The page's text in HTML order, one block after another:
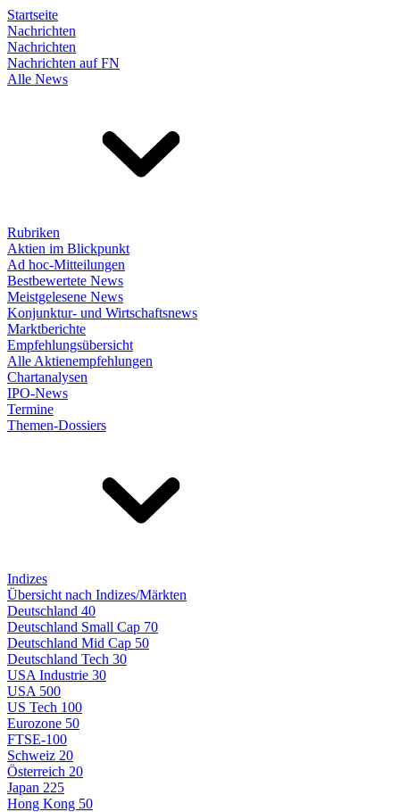
Startseite
Nachrichten
Nachrichten
Nachrichten auf FN
Alle News
Rubriken
Aktien im Blickpunkt
Ad hoc-Mitteilungen
Bestbewertete News
Meistgelesene News
Konjunktur- und Wirtschaftsnews
Marktberichte
Empfehlungsübersicht
Alle Aktienempfehlungen
Chartanalysen
IPO-News
Termine
Themen-Dossiers
Indizes
Übersicht nach Indizes/Märkten
Deutschland 40
Deutschland Small Cap 70
Deutschland Mid Cap 50
Deutschland Tech 30
USA Industrie 30
USA 500
US Tech 100
Eurozone 50
FTSE-100
Schweiz 20
Österreich 20
Japan 225
Hong Kong 50